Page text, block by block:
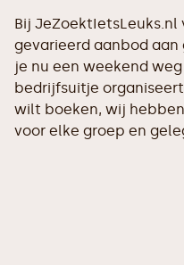
Bij
gevarieerd aanbod
je nu een weekend
bedrijfsuitje
wilt boeken, wij
voor elke groep en